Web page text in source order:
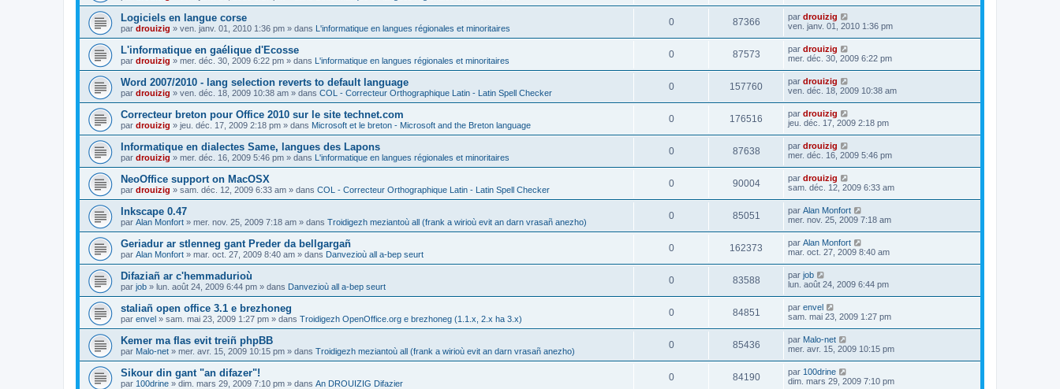
Logiciels en langue corse
par drouizig » ven. janv. 01, 2010 1:36 pm » dans L'informatique en langues régionales et minoritaires
0 87366 par drouizig
ven. janv. 01, 2010 1:36 pm
L'informatique en gaélique d'Ecosse
par drouizig » mer. déc. 30, 2009 6:22 pm » dans L'informatique en langues régionales et minoritaires
0 87573 par drouizig
mer. déc. 30, 2009 6:22 pm
Word 2007/2010 - lang selection reverts to default language
par drouizig » ven. déc. 18, 2009 10:38 am » dans COL - Correcteur Orthographique Latin - Latin Spell Checker
0 157760 par drouizig
ven. déc. 18, 2009 10:38 am
Correcteur breton pour Office 2010 sur le site technet.com
par drouizig » jeu. déc. 17, 2009 2:18 pm » dans Microsoft et le breton - Microsoft and the Breton language
0 176516 par drouizig
jeu. déc. 17, 2009 2:18 pm
Informatique en dialectes Same, langues des Lapons
par drouizig » mer. déc. 16, 2009 5:46 pm » dans L'informatique en langues régionales et minoritaires
0 87638 par drouizig
mer. déc. 16, 2009 5:46 pm
NeoOffice support on MacOSX
par drouizig » sam. déc. 12, 2009 6:33 am » dans COL - Correcteur Orthographique Latin - Latin Spell Checker
0 90004 par drouizig
sam. déc. 12, 2009 6:33 am
Inkscape 0.47
par Alan Monfort » mer. nov. 25, 2009 7:18 am » dans Troidigezh meziantoù all (frank a wirioù evit an darn vrasañ anezho)
0 85051 par Alan Monfort
mer. nov. 25, 2009 7:18 am
Geriadur ar stlenneg gant Preder da bellgargañ
par Alan Monfort » mar. oct. 27, 2009 8:40 am » dans Danvezioù all a-bep seurt
0 162373 par Alan Monfort
mar. oct. 27, 2009 8:40 am
Difaziañ ar c'hemmadurioù
par job » lun. août 24, 2009 6:44 pm » dans Danvezioù all a-bep seurt
0 83588 par job
lun. août 24, 2009 6:44 pm
staliañ open office 3.1 e brezhoneg
par envel » sam. mai 23, 2009 1:27 pm » dans Troidigezh OpenOffice.org e brezhoneg (1.1.x, 2.x ha 3.x)
0 84851 par envel
sam. mai 23, 2009 1:27 pm
Kemer ma flas evit treiñ phpBB
par Malo-net » mer. avr. 15, 2009 10:15 pm » dans Troidigezh meziantoù all (frank a wirioù evit an darn vrasañ anezho)
0 85436 par Malo-net
mer. avr. 15, 2009 10:15 pm
Sikour din gant "an difazer"!
par 100drine » dim. mars 29, 2009 7:10 pm » dans An DROUIZIG Difazier
0 84190 par 100drine
dim. mars 29, 2009 7:10 pm